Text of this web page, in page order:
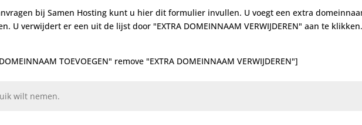
bij Samen Hosting kunt u hier dit formulier invullen. U voegt een extra
U verwijdert er een uit de lijst door "EXTRA DOMEINNAAM VERWIJDEREN" aan te klikken.
TOEVOEGEN" remove "EXTRA DOMEINNAAM VERWIJDEREN"]